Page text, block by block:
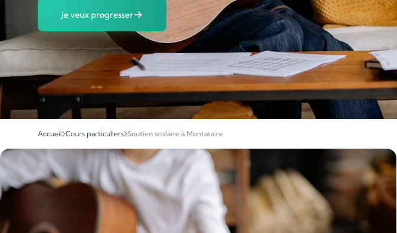
Je veux progresser
Accueil Cours particuliers Soutien scolaire à Montataire